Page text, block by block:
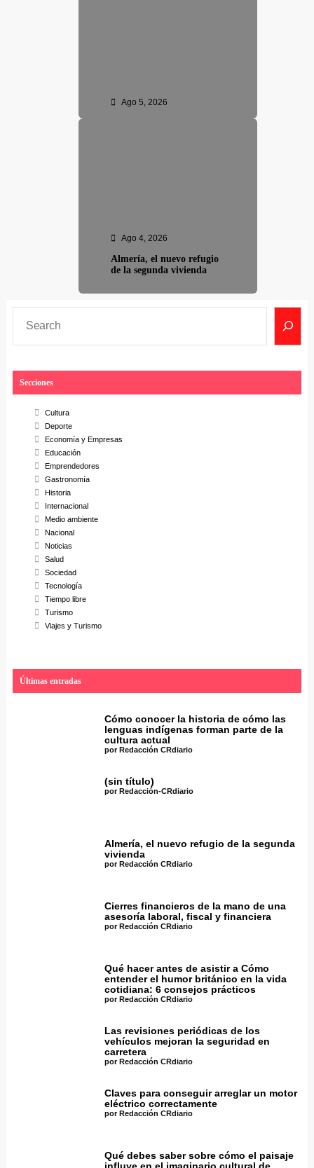
Ago 5, 2026
Ago 4, 2026
Almería, el nuevo refugio
de la segunda vivienda
Secciones
Cultura
Deporte
Economía y Empresas
Educación
Emprendedores
Gastronomía
Historia
Internacional
Medio ambiente
Nacional
Noticias
Salud
Sociedad
Tecnología
Tiempo libre
Turismo
Viajes y Turismo
Últimas entradas
Cómo conocer la historia de cómo las
lenguas indígenas forman parte de la
cultura actual
por Redacción CRdiario
(sin título)
por Redacción-CRdiario
Almería, el nuevo refugio de la segunda
vivienda
por Redacción CRdiario
Cierres financieros de la mano de una
asesoría laboral, fiscal y financiera
por Redacción CRdiario
Qué hacer antes de asistir a Cómo
entender el humor británico en la vida
cotidiana: 6 consejos prácticos
por Redacción CRdiario
Las revisiones periódicas de los
vehículos mejoran la seguridad en
carretera
por Redacción CRdiario
Claves para conseguir arreglar un motor
eléctrico correctamente
por Redacción CRdiario
Qué debes saber sobre cómo el paisaje